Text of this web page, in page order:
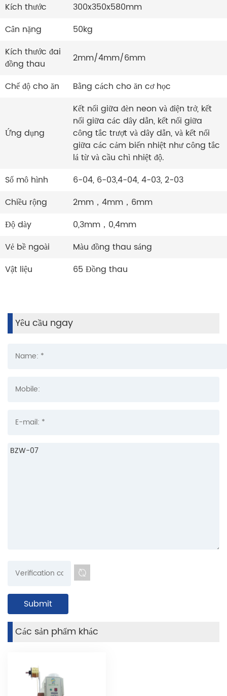
Kích thước
300x350x580mm
Cân nặng
50kg
Kích thước đai
đồng thau
2mm/4mm/6mm
Chế độ cho ăn Bằng cách cho ăn cơ học
Ứng dụng
Kết nối giữa đèn neon và điện trở, kết
nối giữa các dây dẫn, kết nối giữa
công tắc trượt và dây dẫn, và kết nối
giữa các cảm biến nhiệt như công tắc
lá từ và cầu chì nhiệt độ.
Số mô hình
6-04, 6-03,4-04, 4-03, 2-03
Chiều rộng
2mm，4mm，6mm
Độ dày
0,3mm，0,4mm
Vẻ bề ngoài
Màu đồng thau sáng
Vật liệu
65 Đồng thau
Yêu cầu ngay
Các sản phẩm khác